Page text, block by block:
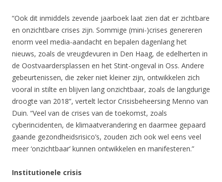
“Ook dit inmiddels zevende jaarboek laat zien dat er zichtbare
en onzichtbare crises zijn. Sommige (mini-)crises genereren
enorm veel media-aandacht en bepalen dagenlang het
nieuws, zoals de vreugdevuren in Den Haag, de edelherten in
de Oostvaardersplassen en het Stint-ongeval in Oss. Andere
gebeurtenissen, die zeker niet kleiner zijn, ontwikkelen zich
vooral in stilte en blijven lang onzichtbaar, zoals de langdurige
droogte van 2018”, vertelt lector Crisisbeheersing Menno van
Duin. “Veel van de crises van de toekomst, zoals
cyberincidenten, de klimaatverandering en daarmee gepaard
gaande gezondheidsrisico’s, zouden zich ook wel eens veel
meer ‘onzichtbaar’ kunnen ontwikkelen en manifesteren.”
Institutionele crisis